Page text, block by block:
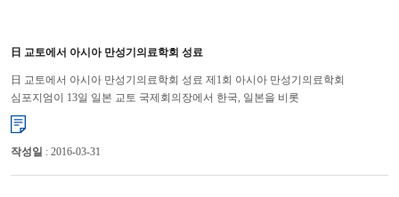
日 교토에서 아시아 만성기의료학회 성료
日 교토에서 아시아 만성기의료학회 성료 제1회 아시아 만성기의료학회
심포지엄이 13일 일본 교토 국제회의장에서 한국, 일본을 비롯
싱가폴, 대만, 중국, 타이, 인도네시아 등 7개국 1,500여...
작성일 : 2016-03-31